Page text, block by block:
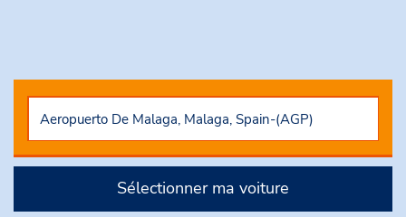
Sélectionner ma voiture